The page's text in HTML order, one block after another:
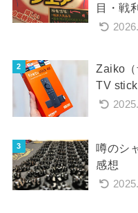
目・戦
Zaiko
TV
噂のシ
感想